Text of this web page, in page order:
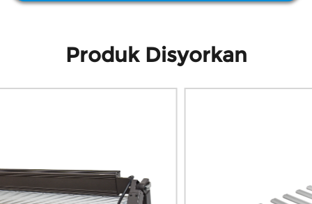
Produk Disyorkan